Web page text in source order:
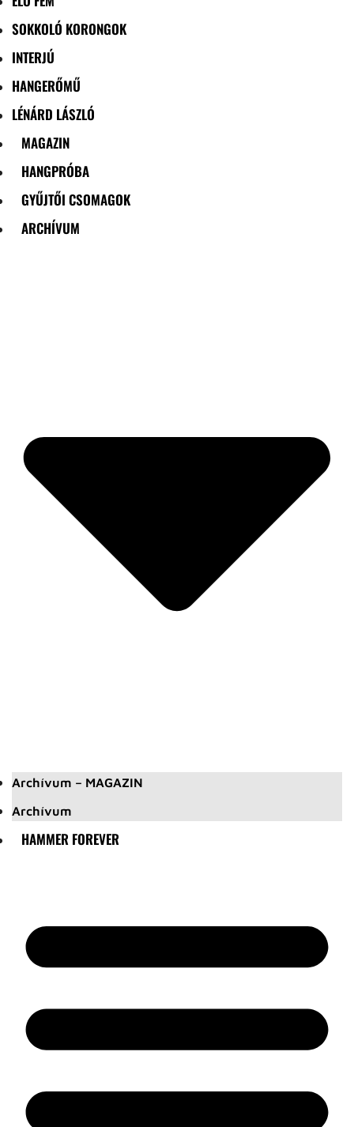
SOKKOLÓ KORONGOK
INTERJÚ
HANGERŐMŰ
LÉNÁRD LÁSZLÓ
MAGAZIN
HANGPRÓBA
GYŰJTŐI CSOMAGOK
ARCHÍVUM
Archívum – MAGAZIN
Archívum
HAMMER FOREVER